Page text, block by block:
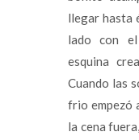
llegar hasta
lado con
esquina
Cuando las
frio empezó
la cena